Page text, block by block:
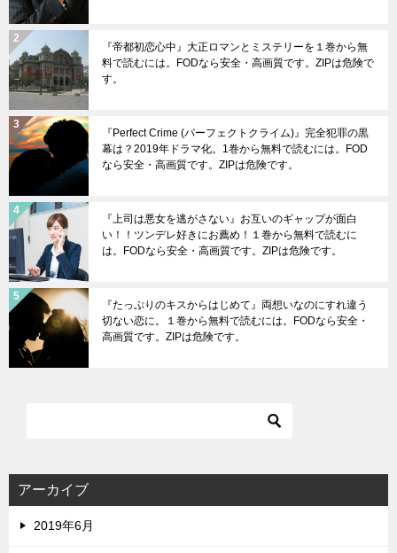
『帝都初恋心中』大正ロマンとミステリーを１巻から無
料で読むには。FODなら安全・高画質です。ZIPは危険で
す。
『Perfect Crime (パーフェクトクライム)』完全犯罪の黒
幕は？2019年ドラマ化。1巻から無料で読むには。FOD
なら安全・高画質です。ZIPは危険です。
『上司は悪女を逃がさない』お互いのギャップが面白
い！！ツンデレ好きにお薦め！１巻から無料で読むに
は。FODなら安全・高画質です。ZIPは危険です。
『たっぷりのキスからはじめて』両想いなのにすれ違う
切ない恋に。１巻から無料で読むには。FODなら安全・
高画質です。ZIPは危険です。
アーカイブ
2019年6月